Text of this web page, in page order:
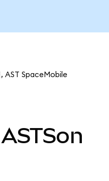
AST SpaceMobile
ASTSon